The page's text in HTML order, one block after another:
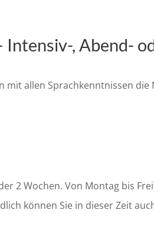
Intensiv-, Abend-
mit allen Sprachkenntnissen
2 Wochen. Von Montag bis
können Sie in dieser Zeit